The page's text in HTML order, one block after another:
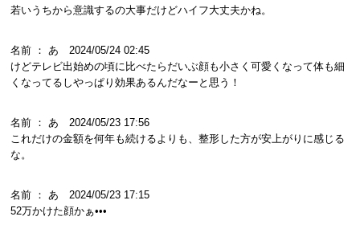
若いうちから意識するの大事だけどハイフ大丈夫かね。
名前 ： あ 2024/05/24 02:45
けどテレビ出始めの頃に比べたらだいぶ顔も小さく可愛くなって体も細
くなってるしやっぱり効果あるんだなーと思う！
名前 ： あ 2024/05/23 17:56
これだけの金額を何年も続けるよりも、整形した方が安上がりに感じる
な。
名前 ： あ 2024/05/23 17:15
52万かけた顔かぁ•••